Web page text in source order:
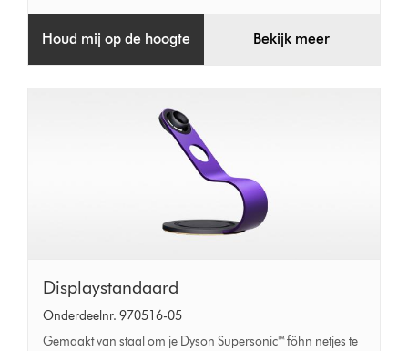
Houd mij op de hoogte Bekijk meer
Displaystandaard
Displaystandaard
Onderdeelnr. 970516-05
Gemaakt van staal om je Dyson Supersonic™ föhn netjes te